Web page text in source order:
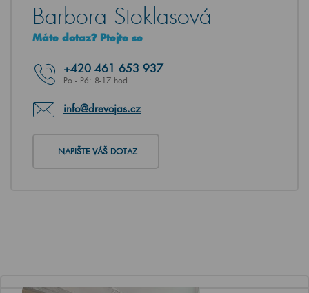
Barbora Stoklasová
Máte dotaz? Ptejte se
+420 461 653 937
Po - Pá: 8-17 hod.
info@drevojas.cz
NAPIŠTE VÁŠ DOTAZ